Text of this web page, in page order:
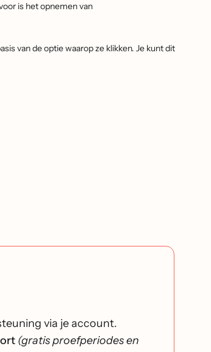
is het opnemen van
van de optie waarop ze klikken. Je kunt dit
via je account.
(gratis proefperiodes en